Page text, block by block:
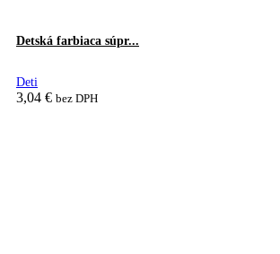
Detská farbiaca súpr...
Deti
3,04 € bez DPH